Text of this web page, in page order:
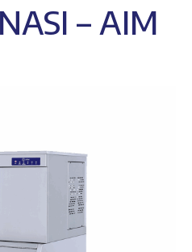
– AIM